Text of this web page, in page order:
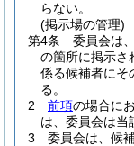
らない。
(掲示場の管理)
第4条
委員会は
の箇所に掲示さ
係る候補者にそ
る。
2
前項の場合に
は、委員会は当
3
委員会は、候